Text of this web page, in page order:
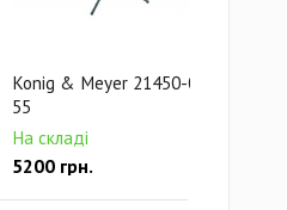
Konig & Meyer 21450-000-
55
На складі
5200 грн.